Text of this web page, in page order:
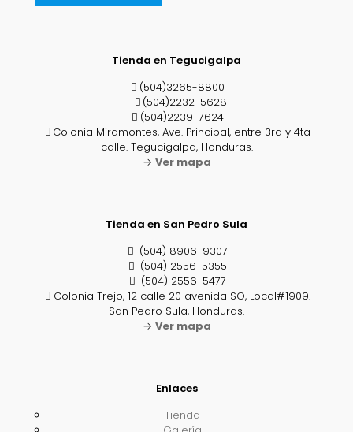
Tienda en Tegucigalpa
(504)3265-8800
(504)2232-5628
(504)2239-7624
Colonia Miramontes, Ave. Principal, entre 3ra y 4ta
calle. Tegucigalpa, Honduras.
→ Ver mapa
Tienda en San Pedro Sula
(504) 8906-9307
(504) 2556-5355
(504) 2556-5477
Colonia Trejo, 12 calle 20 avenida SO, Local#1909.
San Pedro Sula, Honduras.
→ Ver mapa
Enlaces
Tienda